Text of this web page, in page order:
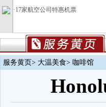
·17家航空公司特惠机票
服务黄页> 大温美食> 咖啡馆